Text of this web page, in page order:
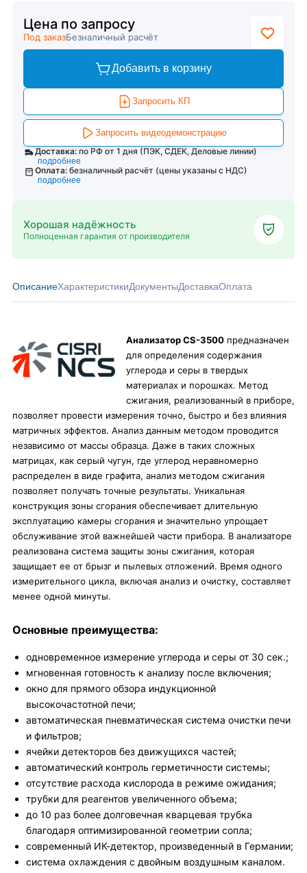
Цена по запросу
Под заказБезналичный расчёт
Добавить в корзину
Запросить КП
Запросить видеодемонстрацию
Доставка: по РФ от 1 дня (ПЭК, СДЕК, Деловые линии)
подробнее
Оплата: безналичный расчёт (цены указаны с НДС)
подробнее
Хорошая надёжность
Полноценная гарантия от производителя
ОписаниеХарактеристикиДокументыДоставкаОплата
Анализатор CS-3500 предназначен
для определения содержания
углерода и серы в твердых
материалах и порошках. Метод
сжигания, реализованный в приборе,
позволяет провести измерения точно, быстро и без влияния
матричных эффектов. Анализ данным методом проводится
независимо от массы образца. Даже в таких сложных
матрицах, как серый чугун, где углерод неравномерно
распределен в виде графита, анализ методом сжигания
позволяет получать точные результаты. Уникальная
конструкция зоны сгорания обеспечивает длительную
эксплуатацию камеры сгорания и значительно упрощает
обслуживание этой важнейшей части прибора. В анализаторе
реализована система защиты зоны сжигания, которая
защищает ее от брызг и пылевых отложений. Время одного
измерительного цикла, включая анализ и очистку, составляет
менее одной минуты.
Основные преимущества:
одновременное измерение углерода и серы от 30 сек.;
мгновенная готовность к анализу после включения;
окно для прямого обзора индукционной
высокочастотной печи;
автоматическая пневматическая система очистки печи
и фильтров;
ячейки детекторов без движущихся частей;
автоматический контроль герметичности системы;
отсутствие расхода кислорода в режиме ожидания;
трубки для реагентов увеличенного объема;
до 10 раз более долговечная кварцевая трубка
благодаря оптимизированной геометрии сопла;
современный ИК-детектор, произведенный в Германии;
система охлаждения с двойным воздушным каналом.